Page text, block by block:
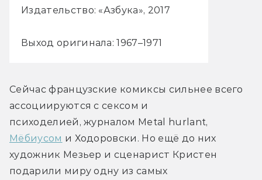
Издательство: «Азбука», 2017
Выход оригинала: 1967–1971
Сейчас французские комиксы сильнее всего
ассоциируются с сексом и
Мёбиусом и Ходоровски. Но ещё до них
художник Мезьер и сценарист Кристен
подарили миру одну из самых